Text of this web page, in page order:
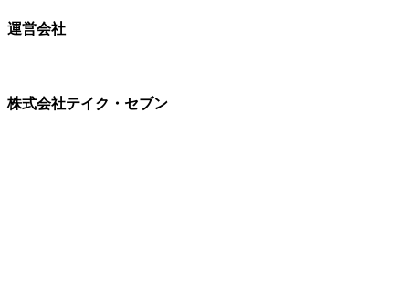
運営会社
株式会社テイク・セブン